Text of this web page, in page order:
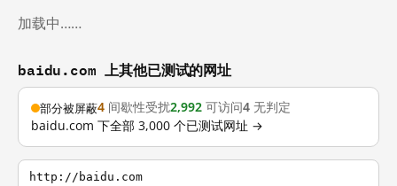
加载中……
baidu.com 上其他已测试的网址
部分被屏蔽4 间歇性受扰2,992 可访问4 无判定
baidu.com 下全部 3,000 个已测试网址 →
http://baidu.com